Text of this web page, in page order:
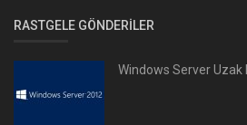
RASTGELE GÖNDERILER
Windows Server Uzak